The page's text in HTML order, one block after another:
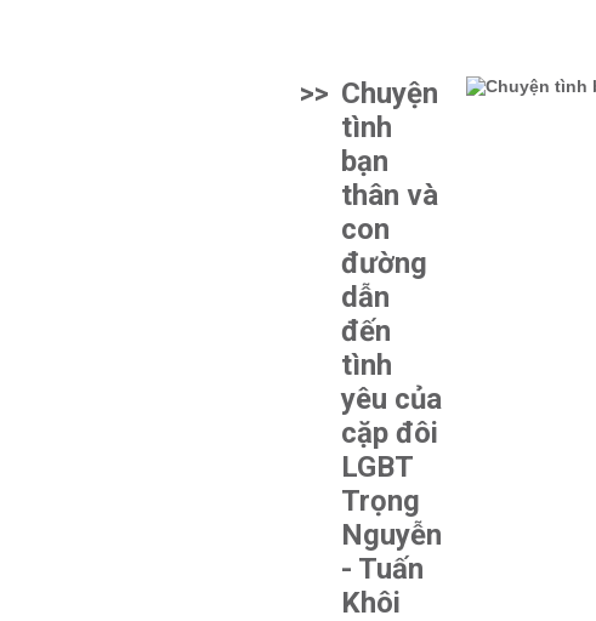
>> Chuyện
tình
bạn
thân và
con
đường
dẫn
đến
tình
yêu của
cặp đôi
LGBT
Trọng
Nguyễn
- Tuấn
Khôi